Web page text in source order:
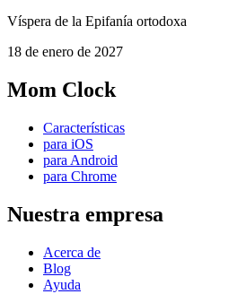
Víspera de la Epifanía ortodoxa
18 de enero de 2027
Mom Clock
Características
para iOS
para Android
para Chrome
Nuestra empresa
Acerca de
Blog
Ayuda